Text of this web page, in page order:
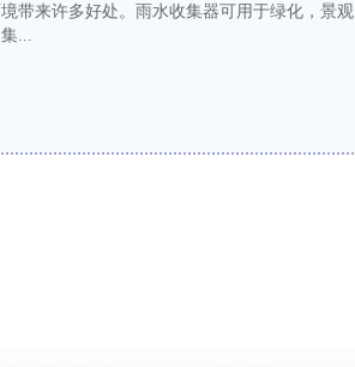
带来许多好处。雨水收集器可用于绿化，景观
...